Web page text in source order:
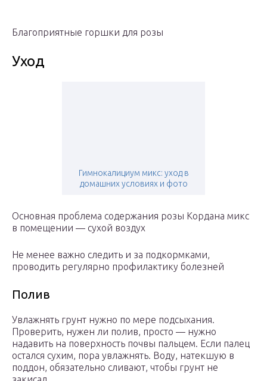
Благоприятные горшки для розы
Уход
Гимнокалициум микс: уход в
домашних условиях и фото
Основная проблема содержания розы Кордана микс
в помещении — сухой воздух
Не менее важно следить и за подкормками,
проводить регулярно профилактику болезней
Полив
Увлажнять грунт нужно по мере подсыхания.
Проверить, нужен ли полив, просто — нужно
надавить на поверхность почвы пальцем. Если палец
остался сухим, пора увлажнять. Воду, натекшую в
поддон, обязательно сливают, чтобы грунт не